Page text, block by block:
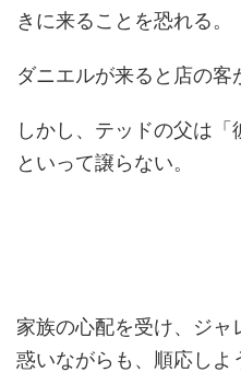
きに来ることを恐れる。
ダニエルが来ると店の客
しかし、テッドの父は「
といって譲らない。
家族の心配を受け、ジ
惑いながらも、順応しよ